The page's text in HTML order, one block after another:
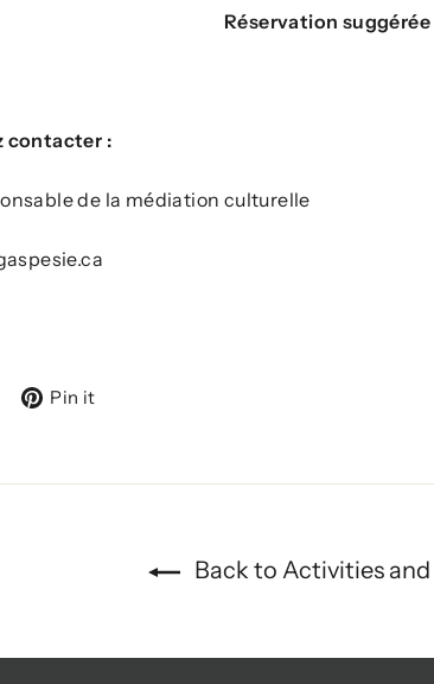
Réservation suggérée
contacter :
de la médiation culturelle
TweetPin it
Back to Activities